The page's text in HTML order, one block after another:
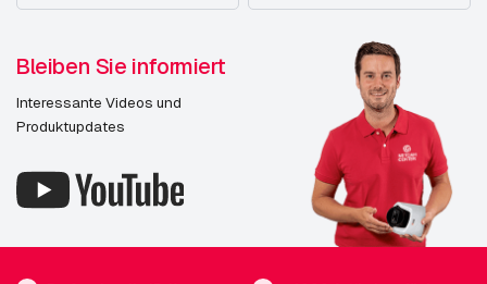
Bleiben Sie informiert
Interessante Videos und
Produktupdates